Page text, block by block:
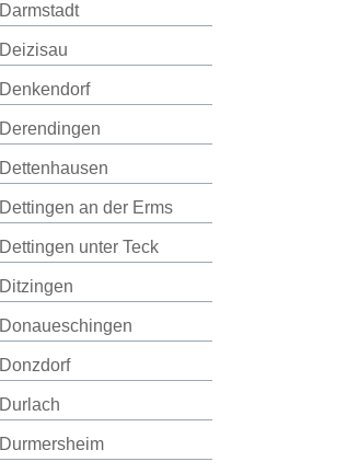
Darmstadt
Deizisau
Denkendorf
Derendingen
Dettenhausen
Dettingen an der Erms
Dettingen unter Teck
Ditzingen
Donaueschingen
Donzdorf
Durlach
Durmersheim